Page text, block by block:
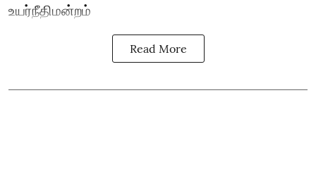
உயர்நீதிமன்றம்
Read More